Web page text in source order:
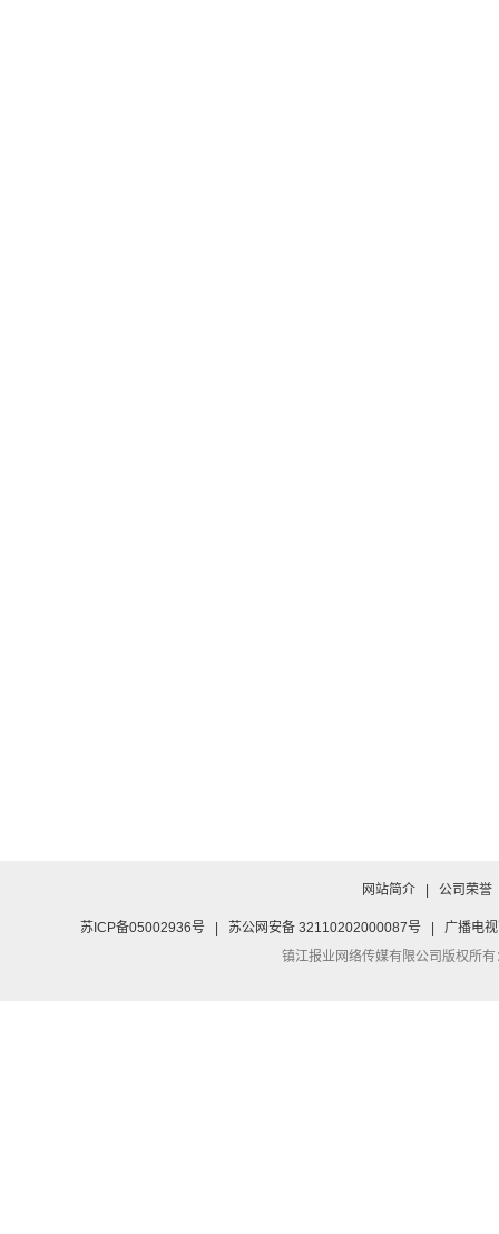
网站简介 公司荣誉
苏ICP备05002936号 苏公网安备 32110202000087号
广播电
镇江报业网络传媒有限公司版权所